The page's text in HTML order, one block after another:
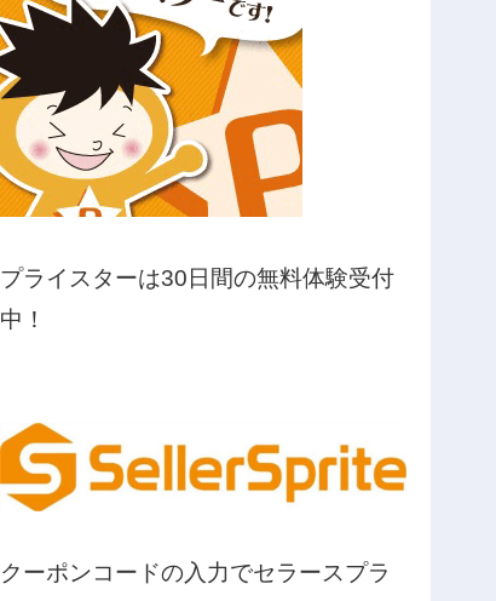
プライスターは30日間の無料体験受付
中！
クーポンコードの入力でセラースプラ